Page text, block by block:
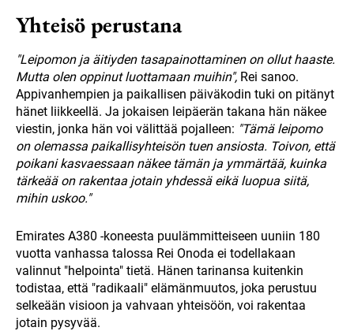
Yhteisö perustana
"Leipomon ja äitiyden tasapainottaminen on ollut haaste.
Mutta olen oppinut luottamaan muihin", Rei sanoo.
Appivanhempien ja paikallisen päiväkodin tuki on pitänyt
hänet liikkeellä. Ja jokaisen leipäerän takana hän näkee
viestin, jonka hän voi välittää pojalleen: "Tämä leipomo
on olemassa paikallisyhteisön tuen ansiosta. Toivon, että
poikani kasvaessaan näkee tämän ja ymmärtää, kuinka
tärkeää on rakentaa jotain yhdessä eikä luopua siitä,
mihin uskoo."
Emirates A380 -koneesta puulämmitteiseen uuniin 180
vuotta vanhassa talossa Rei Onoda ei todellakaan
valinnut "helpointa" tietä. Hänen tarinansa kuitenkin
todistaa, että "radikaali" elämänmuutos, joka perustuu
selkeään visioon ja vahvaan yhteisöön, voi rakentaa
jotain pysyvää.